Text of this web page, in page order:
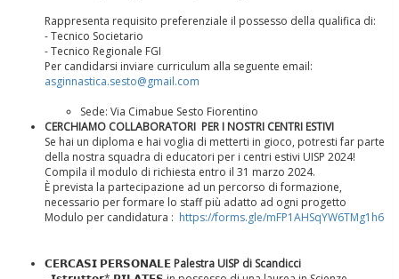
La formazione Uisp rallenta ma prosegue anche in estate
Rappresenta requisito preferenziale il possesso della qualifica di:
- Tecnico Societario
- Tecnico Regionale FGI
Per candidarsi inviare curriculum alla seguente email:
asginnastica.sesto@gmail.com
Sede: Via Cimabue Sesto Fiorentino
CERCHIAMO COLLABORATORI PER I NOSTRI CENTRI ESTIVI
Se hai un diploma e hai voglia di metterti in gioco, potresti far parte
della nostra squadra di educatori per i centri estivi UISP 2024!
Compila il modulo di richiesta entro il 31 marzo 2024.
È prevista la partecipazione ad un percorso di formazione,
necessario per formare lo staff più adatto ad ogni progetto
Modulo per candidatura : https://forms.gle/mFP1AHSqYW6TMg1h6
𝗖𝗘𝗥𝗖𝗔𝗦𝗜 𝗣𝗘𝗥𝗦𝗢𝗡𝗔𝗟𝗘 Palestra UISP di Scandicci